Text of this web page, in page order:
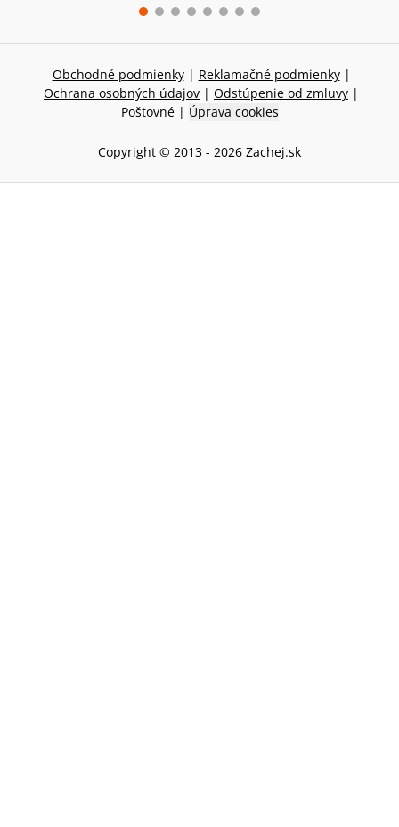
Obchodné podmienky | Reklamačné podmienky |
Ochrana osobných údajov | Odstúpenie od zmluvy |
Poštovné | Úprava cookies
Copyright © 2013 - 2026 Zachej.sk